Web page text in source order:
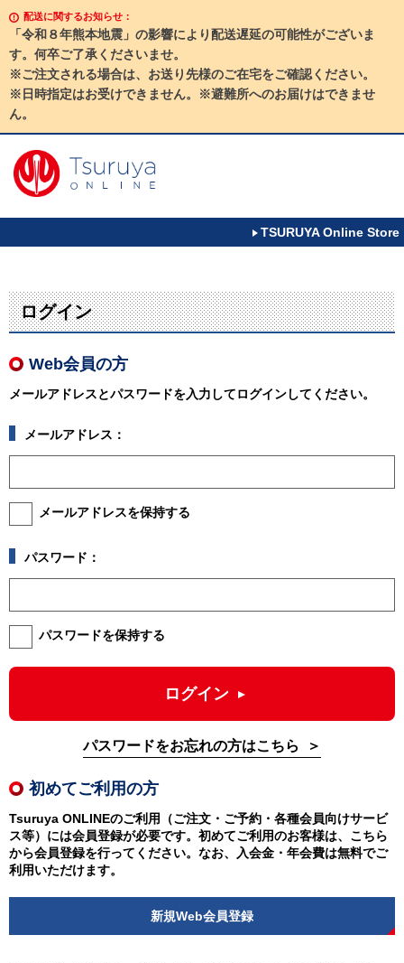
配送に関するお知らせ：
「令和８年熊本地震」の影響により配送遅延の可能性がございま
す。何卒ご了承くださいませ。
※ご注文される場合は、お送り先様のご在宅をご確認ください。
※日時指定はお受けできません。※避難所へのお届けはできませ
ん。
TSURUYA Online Store
ログイン
Web会員の方
メールアドレスとパスワードを入力してログインしてください。
メールアドレス：
メールアドレスを保持する
パスワード：
パスワードを保持する
ログイン
パスワードをお忘れの方はこちら
初めてご利用の方
Tsuruya ONLINEのご利用（ご注文・ご予約・各種会員向けサービ
ス等）には会員登録が必要です。初めてご利用のお客様は、こちら
から会員登録を行ってください。なお、入会金・年会費は無料でご
利用いただけます。
新規Web会員登録